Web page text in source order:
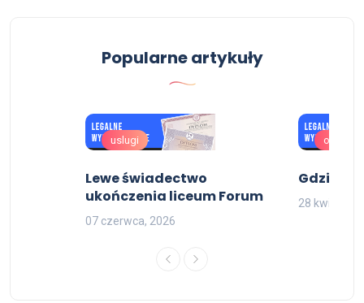
Popularne artykuły
uslugi
Lewe świadectwo
ukończenia liceum Forum
07 czerwca, 2026
oferta
Gdzie
28 kwietnia,